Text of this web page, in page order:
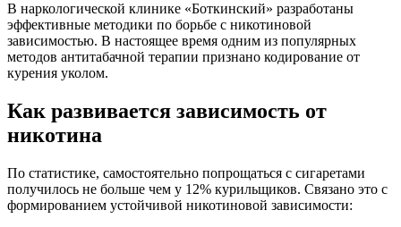
В наркологической клинике «Боткинский» разработаны
эффективные методики по борьбе с никотиновой
зависимостью. В настоящее время одним из популярных
методов антитабачной терапии признано кодирование от
курения уколом.
Как развивается зависимость от
никотина
По статистике, самостоятельно попрощаться с сигаретами
получилось не больше чем у 12% курильщиков. Связано это с
формированием устойчивой никотиновой зависимости: